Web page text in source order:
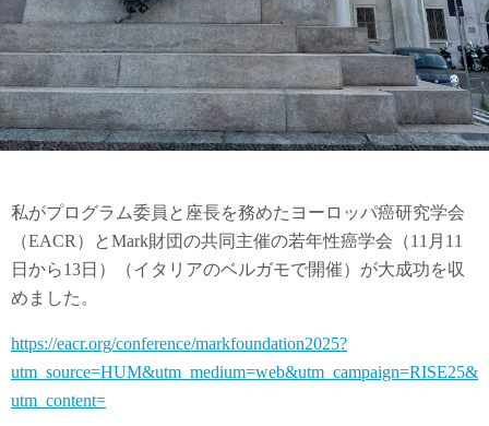
私がプログラム委員と座長を務めたヨーロッパ癌研究学会
（EACR）とMark財団の共同主催の若年性癌学会（11月11
日から13日）（イタリアのベルガモで開催）が大成功を収
めました。
https://eacr.org/conference/markfoundation2025?
utm_source=HUM&utm_medium=web&utm_campaign=RISE25&
utm_content=